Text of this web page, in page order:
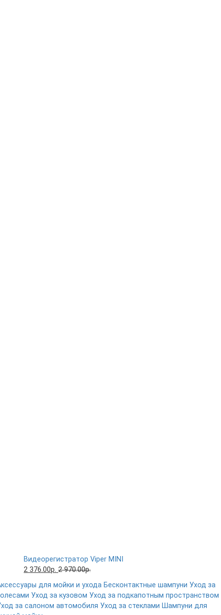
Видеорегистратор Viper MINI
2 376.00р. 2 970.00р.
для мойки и ухода Бесконтактные шампуни Уход за
Уход за кузовом Уход за подкапотным пространством
за салоном автомобиля Уход за стеклами Шампуни для